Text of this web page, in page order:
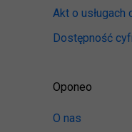
Akt o usługach
Dostępność
Oponeo
O nas